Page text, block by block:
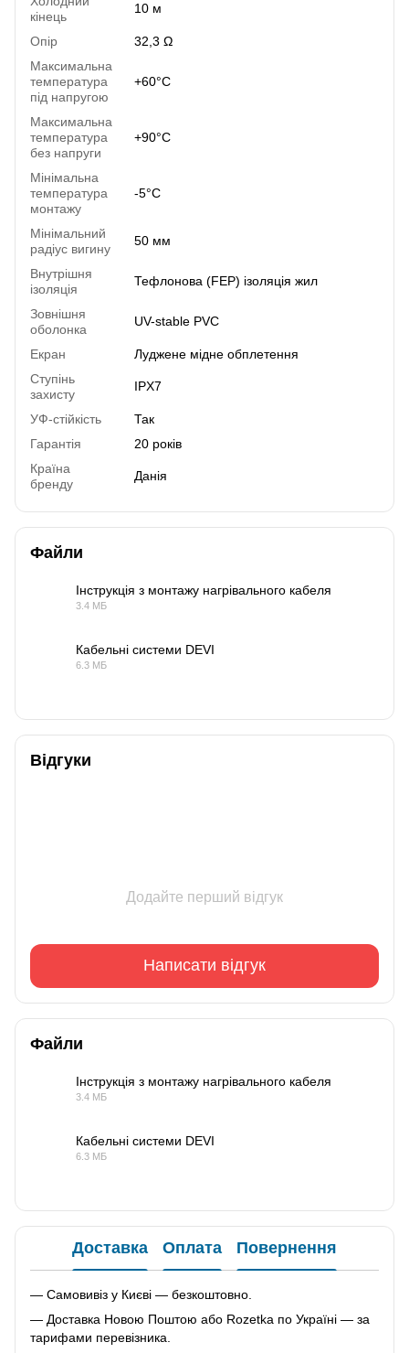
кінець
10 м
Опір
32,3 Ω
Максимальна
температура
під напругою
+60°C
Максимальна
температура
без напруги
+90°C
Мінімальна
температура
монтажу
-5°C
Мінімальний
радіус вигину
50 мм
Внутрішня
ізоляція
Тефлонова (FEP) ізоляція жил
Зовнішня
оболонка
UV-stable PVC
Екран
Луджене мідне обплетення
Ступінь
захисту
IPX7
УФ-стійкість
Так
Гарантія
20 років
Країна
бренду
Данія
Файли
Інструкція з монтажу нагрівального кабеля
3.4 МБ
Кабельні системи DEVI
6.3 МБ
Відгуки
Додайте перший відгук
Написати відгук
Файли
Інструкція з монтажу нагрівального кабеля
3.4 МБ
Кабельні системи DEVI
6.3 МБ
Доставка Оплата Повернення
— Самовивіз у Києві — безкоштовно.
— Доставка Новою Поштою або Rozetka по Україні — за
тарифами перевізника.